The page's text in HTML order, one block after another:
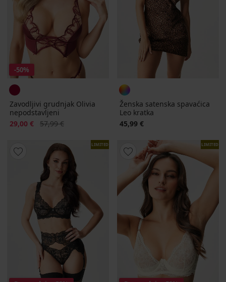
-50%
Zavodljivi grudnjak Olivia
nepodstavljeni
Popust
29,00 € Prvobitna cijena
57,99 €
Ženska satenska spavaćica
Leo kratka
45,99 €
LIMITED LIMITED